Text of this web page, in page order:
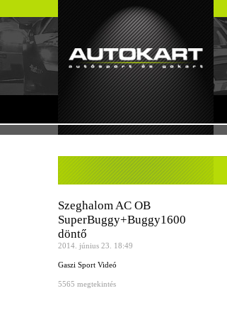
Szeghalom AC OB
SuperBuggy+Buggy1600
döntő
2014. június 23. 18:49
Gaszi Sport Videó
5565 megtekintés